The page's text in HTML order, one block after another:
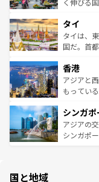
リティに
覧を参照
く伸びる
急速な発
ーチミン
醸し出し
とつ。フ
ひ現地で
が旅行者
参照してほ
タイ
タイは、
国だ。首
の活気が
帯で自然
いビーチ
激する。
が待って
た文化、
香港
アジアと
もってい
み、どこ
ており、
うな絶景
シンガ
アジアの
シンガポ
国と地域